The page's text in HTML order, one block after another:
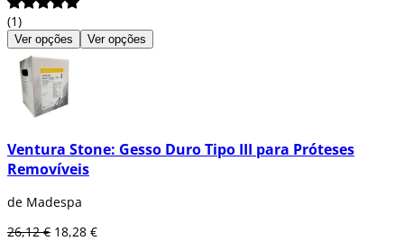
(1)
Ver opções Ver opções
Ventura Stone: Gesso Duro Tipo III para Próteses
Removíveis
de Madespa
26,12 € 18,28 €